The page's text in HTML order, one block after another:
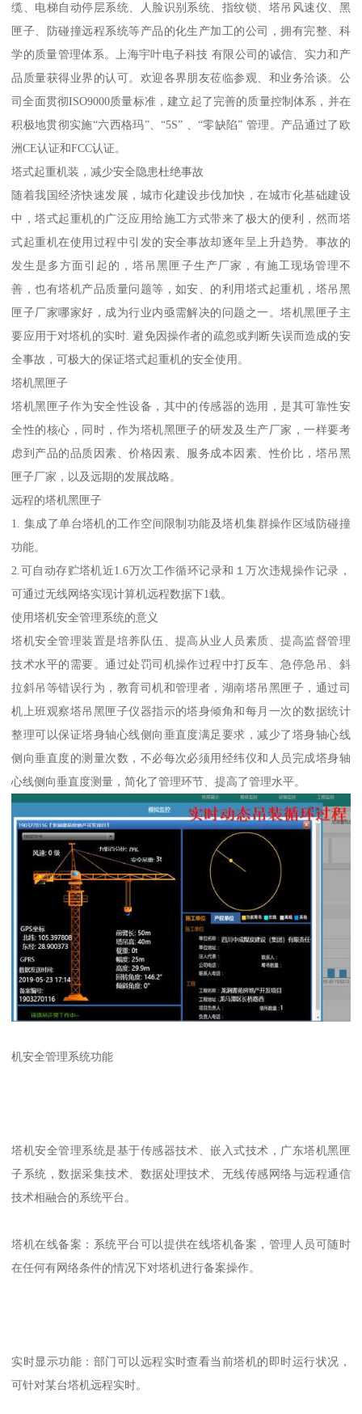
缆、电梯自动停层系统、人脸识别系统、指纹锁、塔吊风速仪、黑
匣子、防碰撞远程系统等产品的化生产加工的公司，拥有完整、科
学的质量管理体系。上海宇叶电子科技 有限公司的诚信、实力和产
品质量获得业界的认可。欢迎各界朋友莅临参观、和业务洽谈。公
司全面贯彻ISO9000质量标准，建立起了完善的质量控制体系，并在
积极地贯彻实施“六西格玛”、“5S” 、“零缺陷” 管理。产品通过了欧
洲CE认证和FCC认证。
塔式起重机装，减少安全隐患杜绝事故
随着我国经济快速发展，城市化建设步伐加快，在城市化基础建设
中，塔式起重机的广泛应用给施工方式带来了极大的便利，然而塔
式起重机在使用过程中引发的安全事故却逐年呈上升趋势。事故的
发生是多方面引起的，塔吊黑匣子生产厂家，有施工现场管理不
善，也有塔机产品质量问题等，如安、的利用塔式起重机，塔吊黑
匣子厂家哪家好，成为行业内亟需解决的问题之一。塔机黑匣子主
要应用于对塔机的实时. 避免因操作者的疏忽或判断失误而造成的安
全事故，可极大的保证塔式起重机的安全使用。
塔机黑匣子
塔机黑匣子作为安全性设备，其中的传感器的选用，是其可靠性安
全性的核心，同时，作为塔机黑匣子的研发及生产厂家，一样要考
虑到产品的品质因素、价格因素、服务成本因素、性价比，塔吊黑
匣子厂家，以及远期的发展战略。
远程的塔机黑匣子
1. 集成了单台塔机的工作空间限制功能及塔机集群操作区域防碰撞
功能。
2.可自动存贮塔机近1.6万次工作循环记录和１万次违规操作记录，
可通过无线网络实现计算机远程数据下1载。
使用塔机安全管理系统的意义
塔机安全管理装置是培养队伍、提高从业人员素质、提高监督管理
技术水平的需要。通过处罚司机操作过程中打反车、急停急吊、斜
拉斜吊等错误行为，教育司机和管理者，湖南塔吊黑匣子，通过司
机上班观察塔吊黑匣子仪器指示的塔身倾角和每月一次的数据统计
整理可以保证塔身轴心线侧向垂直度满足要求，减少了塔身轴心线
侧向垂直度的测量次数，不必每次必须用经纬仪和人员完成塔身轴
心线侧向垂直度测量，简化了管理环节、提高了管理水平。
机安全管理系统功能
塔机安全管理系统是基于传感器技术、嵌入式技术，广东塔机黑匣
子系统，数据采集技术、数据处理技术、无线传感网络与远程通信
技术相融合的系统平台。
塔机在线备案：系统平台可以提供在线塔机备案，管理人员可随时
在任何有网络条件的情况下对塔机进行备案操作。
实时显示功能：部门可以远程实时查看当前塔机的即时运行状况，
可针对某台塔机远程实时。